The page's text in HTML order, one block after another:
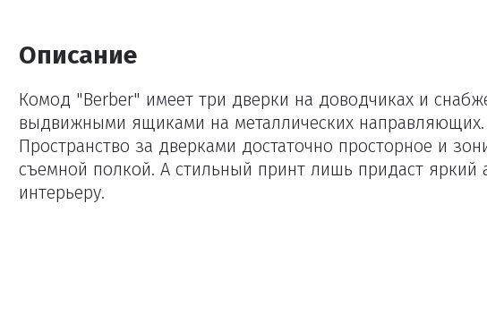
Описание
Комод "Berber" имеет три дверки на доводчиках и
выдвижными ящиками на металлических направляющих.
Пространство за дверками достаточно просторное и
съемной полкой. А стильный принт лишь придаст яркий
интерьеру.